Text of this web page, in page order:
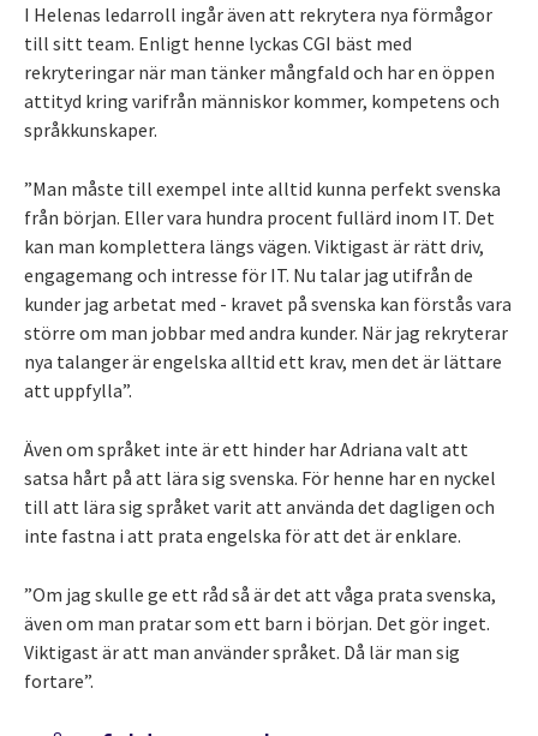
I Helenas ledarroll ingår även att rekrytera nya förmågor
till sitt team. Enligt henne lyckas CGI bäst med
rekryteringar när man tänker mångfald och har en öppen
attityd kring varifrån människor kommer, kompetens och
språkkunskaper.
”Man måste till exempel inte alltid kunna perfekt svenska
från början. Eller vara hundra procent fullärd inom IT. Det
kan man komplettera längs vägen. Viktigast är rätt driv,
engagemang och intresse för IT. Nu talar jag utifrån de
kunder jag arbetat med - kravet på svenska kan förstås vara
större om man jobbar med andra kunder. När jag rekryterar
nya talanger är engelska alltid ett krav, men det är lättare
att uppfylla”.
Även om språket inte är ett hinder har Adriana valt att
satsa hårt på att lära sig svenska. För henne har en nyckel
till att lära sig språket varit att använda det dagligen och
inte fastna i att prata engelska för att det är enklare.
”Om jag skulle ge ett råd så är det att våga prata svenska,
även om man pratar som ett barn i början. Det gör inget.
Viktigast är att man använder språket. Då lär man sig
fortare”.